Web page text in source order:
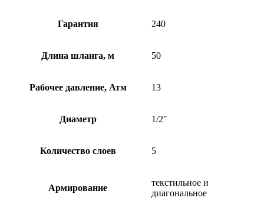
Гарантия 240
Длина шланга, м 50
Рабочее давление, Атм 13
Диаметр 1/2″
Количество слоев 5
Армирование
текстильное и
диагональное